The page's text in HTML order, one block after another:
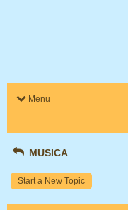
Menu
MUSICA
Start a New Topic